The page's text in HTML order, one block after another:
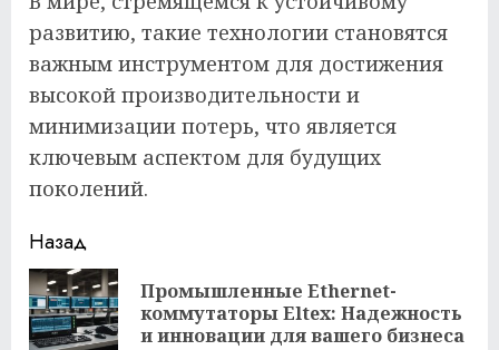
развитию, такие технологии становятся
важным инструментом для достижения
высокой производительности и
минимизации потерь, что является
ключевым аспектом для будущих
поколений.
Продолжить
чтение
Назад
Промышленные Ethernet-
коммутаторы Eltex: Надежность
и инновации для вашего бизнеса